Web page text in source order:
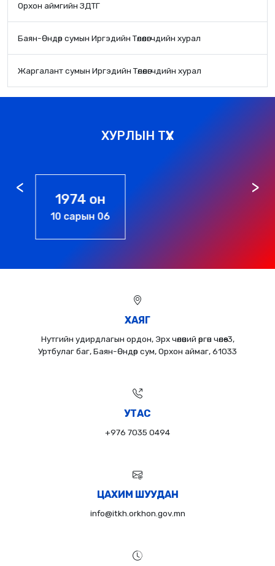
Орхон аймгийн ЗДТГ
Баян-Өндөр сумын Иргэдийн Төлөөлөгчдийн хурал
Жаргалант сумын Иргэдийн Төлөөлөгчдийн хурал
ХУРЛЫН ТҮҮХ
ХАЯГ
Нутгийн удирдлагын ордон, Эрх чөлөөний өргөн чөлөө-3,
Уртбулаг баг, Баян-Өндөр сум, Орхон аймаг, 61033
УТАС
+976 7035 0494
ЦАХИМ ШУУДАН
info@itkh.orkhon.gov.mn